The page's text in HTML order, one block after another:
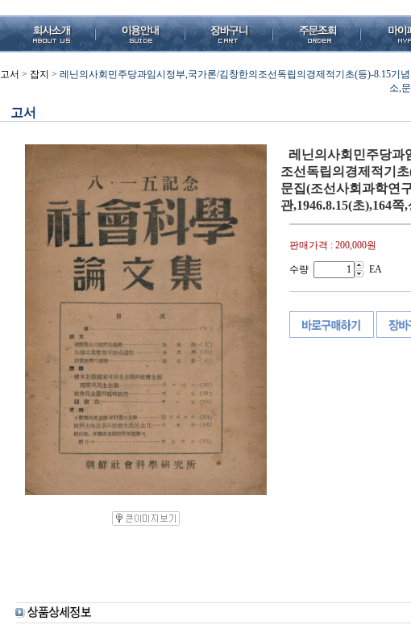
고서 > 잡지 > 레닌의사회민주당과임시정부,국가론/김창한의조선독립의경제적기초(등)-8.15기
소,
고서
레닌의사회민주당과
조선독립의경제적기
문집(조선사회과학연
관,1946.8.15(초),164쪽
판매가격 : 200,000원
수량 EA